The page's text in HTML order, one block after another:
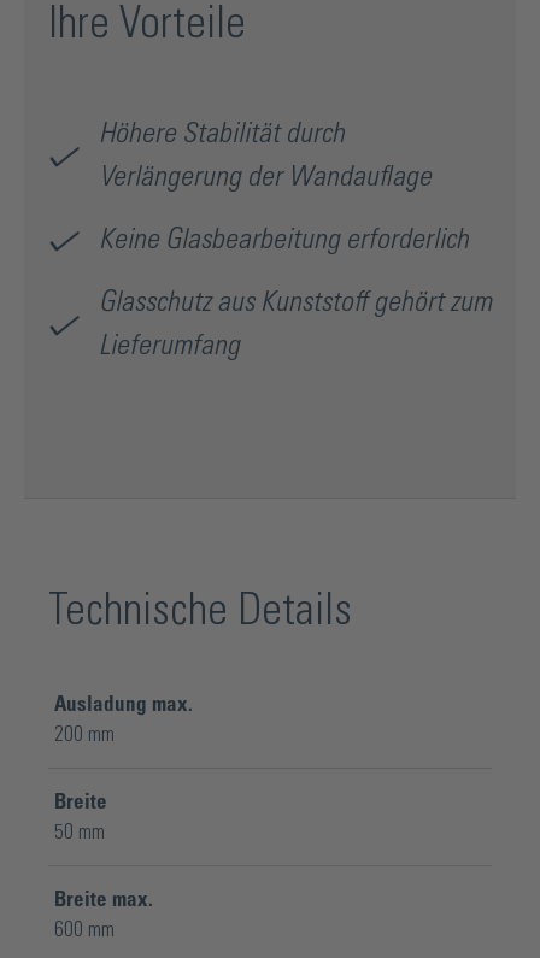
Ihre Vorteile
Höhere Stabilität durch
Verlängerung der Wandauflage
Keine Glasbearbeitung erforderlich
Glasschutz aus Kunststoff gehört zum
Lieferumfang
Technische Details
Ausladung max.
200 mm
Breite
50 mm
Breite max.
600 mm